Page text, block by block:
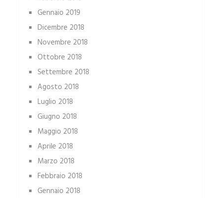
Gennaio 2019
Dicembre 2018
Novembre 2018
Ottobre 2018
Settembre 2018
Agosto 2018
Luglio 2018
Giugno 2018
Maggio 2018
Aprile 2018
Marzo 2018
Febbraio 2018
Gennaio 2018